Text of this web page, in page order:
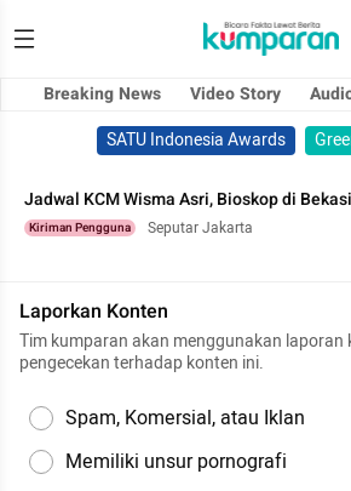
Breaking News Video Story
SATU Indonesia Awards
Jadwal KCM Wisma Asri, Bioskop di Bekasi
Kiriman Pengguna Seputar Jakarta
Laporkan Konten
Tim kumparan akan menggunakan laporan
pengecekan terhadap konten ini.
Spam, Komersial, atau Iklan
Memiliki unsur pornografi